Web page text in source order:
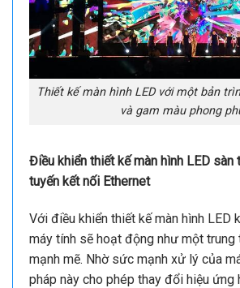
Thiết kế màn hình LED với một bản
và gam màu phong
Điều khiển thiết kế màn hình LED
tuyến kết nối Ethernet
Với điều khiển thiết kế màn hình LED
máy tính sẽ hoạt động như một
mạnh mẽ. Nhờ sức mạnh xử lý của
pháp này cho phép thay đổi hiệu ứng